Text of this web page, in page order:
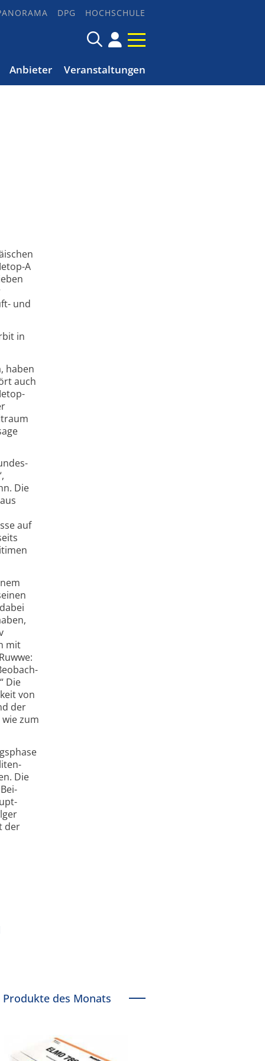
DPG HOCHSCHULE
Anbieter Veranstaltungen
A
und
in
haben
auch
Die
auf
mit
Die
von
der
zum
Die
Bei­
der
Produkte des Monats